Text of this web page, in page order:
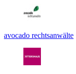
avocado rechtsanwälte